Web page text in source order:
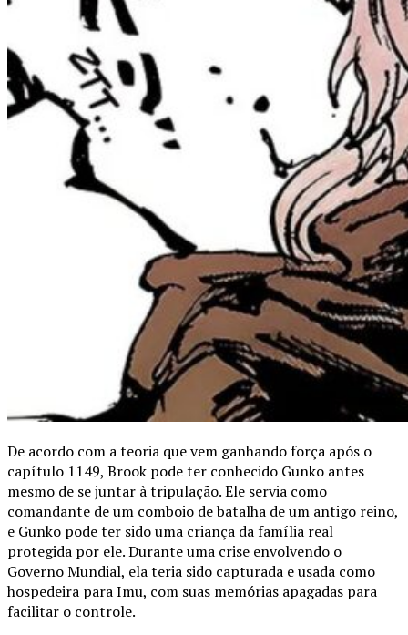
De acordo com a teoria que vem ganhando força após o
capítulo 1149, Brook pode ter conhecido Gunko antes
mesmo de se juntar à tripulação. Ele servia como
comandante de um comboio de batalha de um antigo reino,
e Gunko pode ter sido uma criança da família real
protegida por ele. Durante uma crise envolvendo o
Governo Mundial, ela teria sido capturada e usada como
hospedeira para Imu, com suas memórias apagadas para
facilitar o controle.